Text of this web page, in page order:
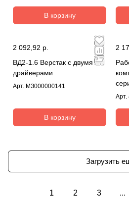
В корзину
2 092,92 р.
ВД2-1.6 Верстак с двумя
драйверами
Арт. МЗ000000141
В корзину
2
Арт.
Загрузить
1 2 3 ...